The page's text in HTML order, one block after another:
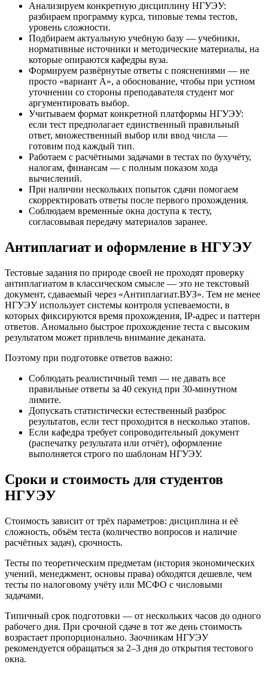
Анализируем конкретную дисциплину НГУЭУ:
разбираем программу курса, типовые темы тестов,
уровень сложности.
Подбираем актуальную учебную базу — учебники,
нормативные источники и методические материалы, на
которые опираются кафедры вуза.
Формируем развёрнутые ответы с пояснениями — не
просто «вариант А», а обоснование, чтобы при устном
уточнении со стороны преподавателя студент мог
аргументировать выбор.
Учитываем формат конкретной платформы НГУЭУ:
если тест предполагает единственный правильный
ответ, множественный выбор или ввод числа —
готовим под каждый тип.
Работаем с расчётными задачами в тестах по бухучёту,
налогам, финансам — с полным показом хода
вычислений.
При наличии нескольких попыток сдачи помогаем
скорректировать ответы после первого прохождения.
Соблюдаем временны́е окна доступа к тесту,
согласовывая передачу материалов заранее.
Антиплагиат и оформление в НГУЭУ
Тестовые задания по природе своей не проходят проверку
антиплагиатом в классическом смысле — это не текстовый
документ, сдаваемый через «Антиплагиат.ВУЗ». Тем не менее
НГУЭУ использует системы контроля успеваемости, в
которых фиксируются время прохождения, IP-адрес и паттерн
ответов. Аномально быстрое прохождение теста с высоким
результатом может привлечь внимание деканата.
Поэтому при подготовке ответов важно:
Соблюдать реалистичный темп — не давать все
правильные ответы за 40 секунд при 30-минутном
лимите.
Допускать статистически естественный разброс
результатов, если тест проходится в несколько этапов.
Если кафедра требует сопроводительный документ
(распечатку результата или отчёт), оформление
выполняется строго по шаблонам НГУЭУ.
Сроки и стоимость для студентов
НГУЭУ
Стоимость зависит от трёх параметров: дисциплина и её
сложность, объём теста (количество вопросов и наличие
расчётных задач), срочность.
Тесты по теоретическим предметам (история экономических
учений, менеджмент, основы права) обходятся дешевле, чем
тесты по налоговому учёту или МСФО с числовыми
задачами.
Типичный срок подготовки — от нескольких часов до одного
рабочего дня. При срочной сдаче в тот же день стоимость
возрастает пропорционально. Заочникам НГУЭУ
рекомендуется обращаться за 2–3 дня до открытия тестового
окна.